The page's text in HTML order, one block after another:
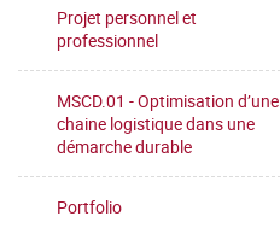
Projet personnel et
professionnel
MSCD.01 - Optimisation d’une
chaine logistique dans une
démarche durable
Portfolio